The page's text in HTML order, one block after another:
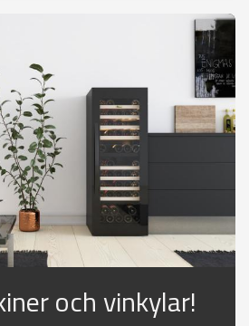
och vinkylar!